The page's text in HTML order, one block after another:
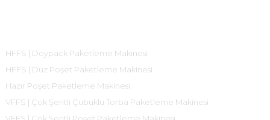
HFFS | Doypack Paketleme Makinesi
HFFS | Düz Poşet Paketleme Makinesi
Hazır Poşet Paketleme Makinesi
VFFS | Çok Şeritli Çubuklu Torba Paketleme Makinesi
VFFS | Çok Şeritli Poşet Paketleme Makinesi